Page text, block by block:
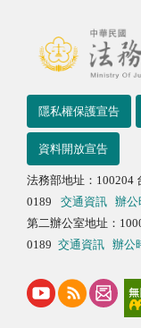
隱私權保護宣告
資料開放宣告
法務部地址：100204
0189
交通資訊
辦公
第二辦公室地址：
0189 交通資訊 辦公